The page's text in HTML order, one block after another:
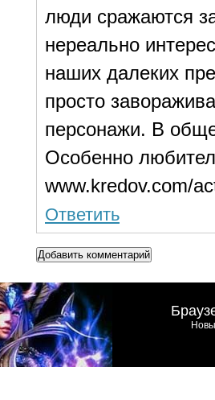
люди сражаются
нереально
наших далеких
просто
персонажи. В
Особенно
www.kredov.com/
Ответить
Добавить комментарий